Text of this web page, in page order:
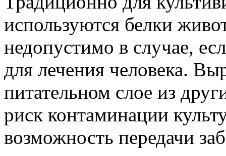
используются белки
недопустимо в случае,
для лечения человека.
питательном слое из
риск контаминации
возможность передачи